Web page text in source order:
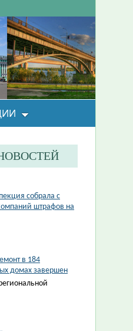
собрала с
штрафов на
в 184
домах завершен